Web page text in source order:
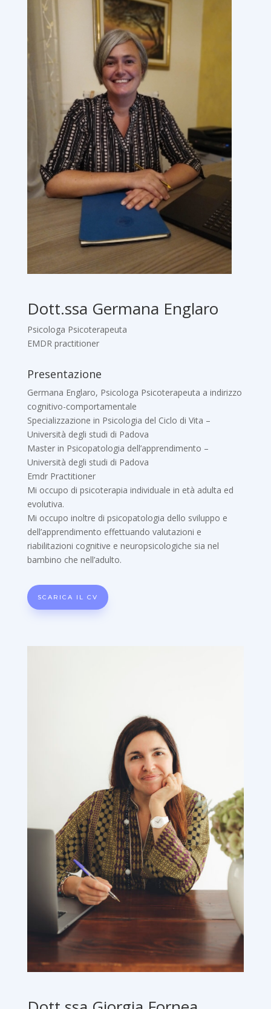
Dott.ssa Germana Englaro
Psicologa Psicoterapeuta
EMDR practitioner
Presentazione
Germana Englaro, Psicologa Psicoterapeuta a indirizzo
cognitivo-comportamentale
Specializzazione in Psicologia del Ciclo di Vita –
Università degli studi di Padova
Master in Psicopatologia dell’apprendimento –
Università degli studi di Padova
Emdr Practitioner
Mi occupo di psicoterapia individuale in età adulta ed
evolutiva.
Mi occupo inoltre di psicopatologia dello sviluppo e
dell’apprendimento effettuando valutazioni e
riabilitazioni cognitive e neuropsicologiche sia nel
bambino che nell’adulto.
SCARICA IL CV